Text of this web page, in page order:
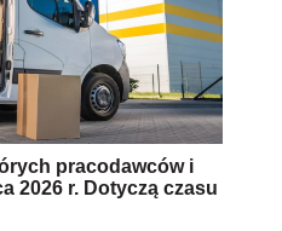
pracodawców i
2026 r. Dotyczą czasu